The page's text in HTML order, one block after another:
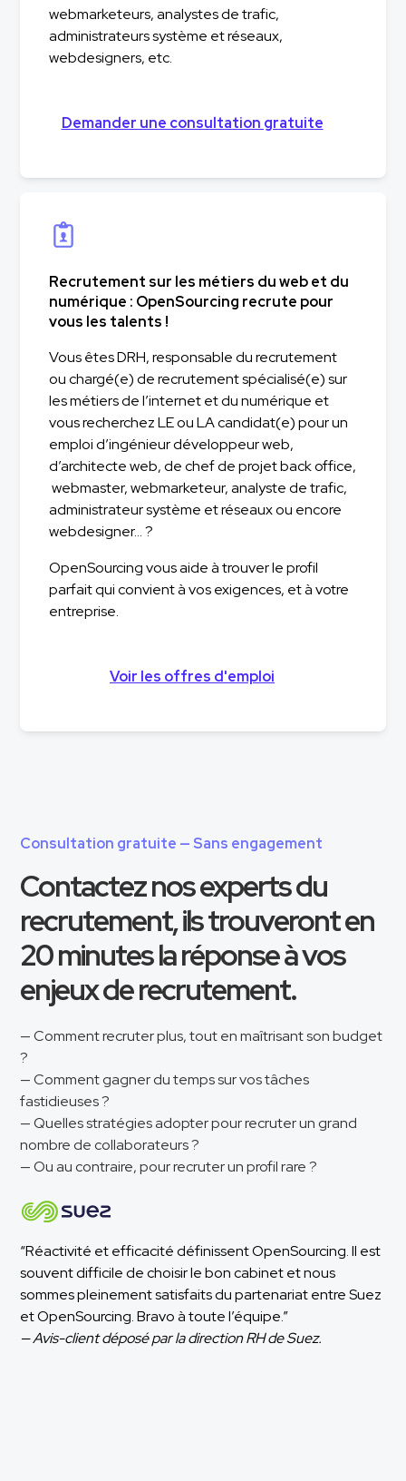
webmarketeurs, analystes de trafic,
administrateurs système et réseaux,
webdesigners, etc.
Demander une consultation gratuite
Recrutement sur les métiers du web et du
numérique : OpenSourcing recrute pour
vous les talents !
Vous êtes DRH, responsable du recrutement
ou chargé(e) de recrutement spécialisé(e) sur
les métiers de l’internet et du numérique et
vous recherchez LE ou LA candidat(e) pour un
emploi d’ingénieur développeur web,
d’architecte web, de chef de projet back office,
webmaster, webmarketeur, analyste de trafic,
administrateur système et réseaux ou encore
webdesigner… ?
OpenSourcing vous aide à trouver le profil
parfait qui convient à vos exigences, et à votre
entreprise.
Voir les offres d'emploi
Consultation gratuite — Sans engagement
Contactez nos experts du
recrutement, ils trouveront en
20 minutes la réponse à vos
enjeux de recrutement.
— Comment recruter plus, tout en maîtrisant son budget
?
— Comment gagner du temps sur vos tâches
fastidieuses ?
— Quelles stratégies adopter pour recruter un grand
nombre de collaborateurs ?
— Ou au contraire, pour recruter un profil rare ?
“Réactivité et efficacité définissent OpenSourcing. Il est
souvent difficile de choisir le bon cabinet et nous
sommes pleinement satisfaits du partenariat entre Suez
et OpenSourcing. Bravo à toute l’équipe.”
— Avis-client déposé par la direction RH de Suez.